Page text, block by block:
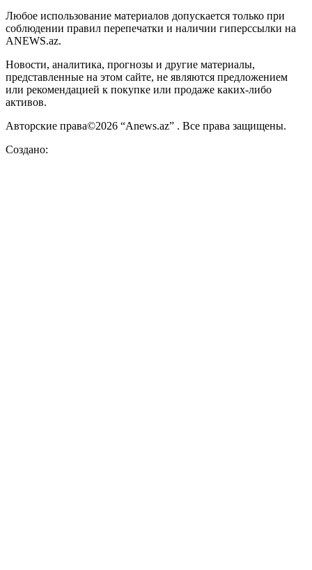
Любое использование материалов допускается только при
соблюдении правил перепечатки и наличии гиперссылки на
ANEWS.az.
Новости, аналитика, прогнозы и другие материалы,
представленные на этом сайте, не являются предложением
или рекомендацией к покупке или продаже каких-либо
активов.
Авторские права©2026 “Anews.az” . Все права защищены.
Создано: